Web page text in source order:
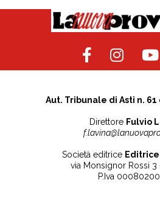
Aut. Tribunale di Asti n.
Direttore Fulvio
Società editrice Editrice
via Monsignor Rossi 3
P.Iva